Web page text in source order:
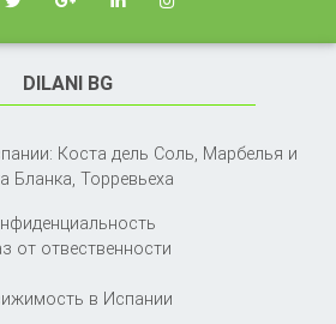
DILANI BG
Коста дель Соль, Марбелья и
Бланка, Торревьеха
от отвественности
в Испании